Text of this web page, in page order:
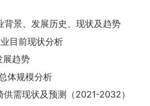
背景、发展历史、现状及趋势
目前现状分析
展趋势
体规模分析
供需现状及预测（2021-2032）